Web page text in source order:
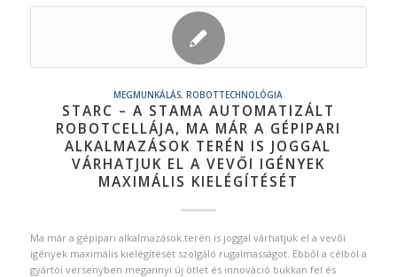
MEGMUNKÁLÁS,ROBOTTECHNOLÓGIA
STARC – A STAMA AUTOMATIZÁLT
ROBOTCELLÁJA, MA MÁR A GÉPIPARI
ALKALMAZÁSOK TERÉN IS JOGGAL
VÁRHATJUK EL A VEVŐI IGÉNYEK
MAXIMÁLIS KIELÉGÍTÉSÉT
Ma már a gépipari alkalmazások terén is joggal várhatjuk el a vevői
igények maximális kielégítését szolgáló rugalmasságot. Ebből a célból a
gyártói versenyben megannyi új ötlet és innováció bukkan fel és